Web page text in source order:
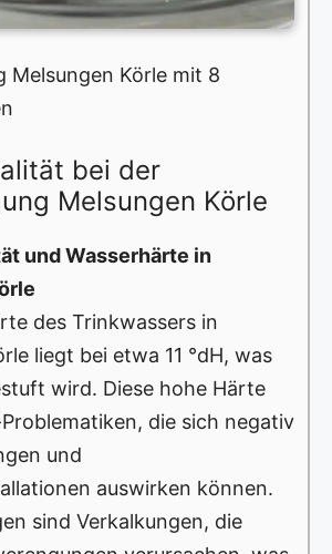
Melsungen Körle mit 8
bei der
Melsungen Körle
und Wasserhärte in
des Trinkwassers in
liegt bei etwa 11 °dH, was
wird. Diese hohe Härte
die sich negativ
und
auswirken können.
sind Verkalkungen, die